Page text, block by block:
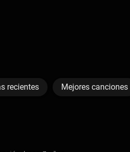
recientes Mejores canciones